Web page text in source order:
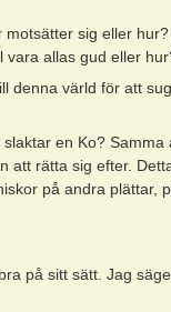
sig eller
vara allas gud eller
denna värld för att
en Ko?
att rätta sig efter.
på andra plättar,
på sitt sätt. Jag